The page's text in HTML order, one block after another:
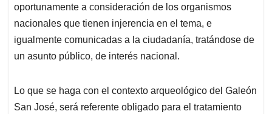
oportunamente a consideración de los organismos
nacionales que tienen injerencia en el tema, e
igualmente comunicadas a la ciudadanía, tratándose de
un asunto público, de interés nacional.
Lo que se haga con el contexto arqueológico del Galeón
San José, será referente obligado para el tratamiento